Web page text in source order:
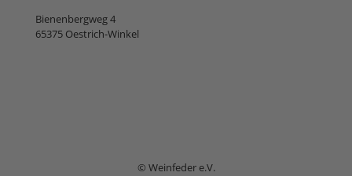
Bienenbergweg 4
65375 Oestrich-Winkel
© Weinfeder e.V.